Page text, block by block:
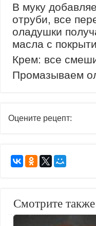
В муку
отруби, все
оладушки
масла с
Крем: все
Промазываем
Оцените рецепт:
Смотрите